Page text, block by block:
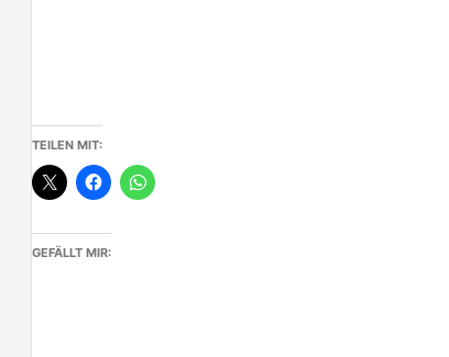
TEILEN MIT:
GEFÄLLT MIR: